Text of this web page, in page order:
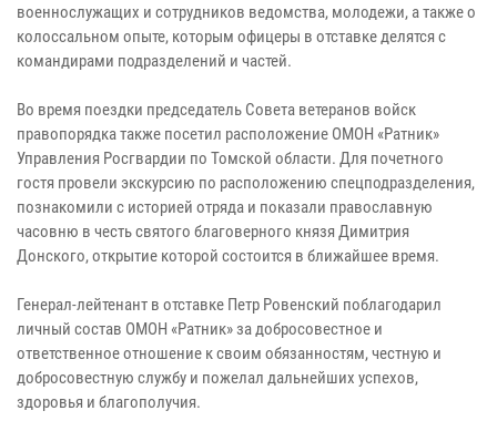
военнослужащих и сотрудников ведомства, молодежи, а также о
колоссальном опыте, которым офицеры в отставке делятся с
командирами подразделений и частей.
Во время поездки председатель Совета ветеранов войск
правопорядка также посетил расположение ОМОН «Ратник»
Управления Росгвардии по Томской области. Для почетного
гостя провели экскурсию по расположению спецподразделения,
познакомили с историей отряда и показали православную
часовню в честь святого благоверного князя Димитрия
Донского, открытие которой состоится в ближайшее время.
Генерал-лейтенант в отставке Петр Ровенский поблагодарил
личный состав ОМОН «Ратник» за добросовестное и
ответственное отношение к своим обязанностям, честную и
добросовестную службу и пожелал дальнейших успехов,
здоровья и благополучия.